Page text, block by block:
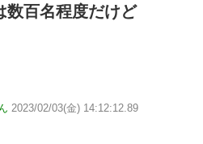
数百名程度だけど
2023/02/03(金) 14:12:12.89